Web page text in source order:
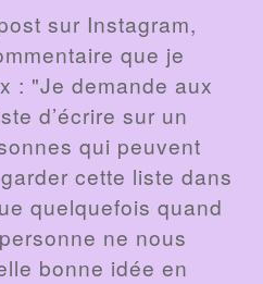
sur Instagram,
que je
: "Je demande aux
d’écrire sur un
qui peuvent
cette liste dans
quelquefois quand
ne nous
bonne idée en